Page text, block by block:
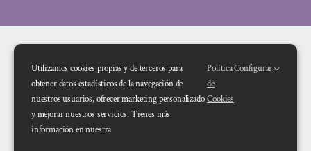
Financiado por la Unión Europea – NextGenerationEU. Sin embargo, los
Utilizamos cookies propias y de terceros para
obtener datos estadísticos de la navegación de
nuestros usuarios, ofrecer marketing personalizado
y mejorar nuestros servicios. Tienes más
información en nuestra
Política
de
Cookies
Configurar